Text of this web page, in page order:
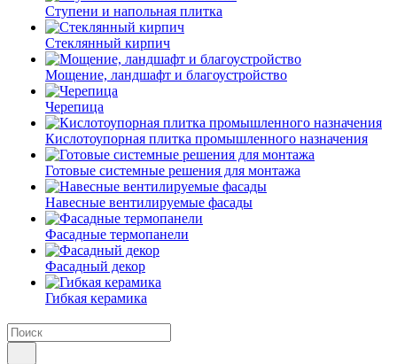
Ступени и напольная плитка
Cтеклянный кирпич
Мощение, ландшафт и благоустройство
Черепица
Кислотоупорная плитка промышленного назначения
Готовые системные решения для монтажа
Навесные вентилируемые фасады
Фасадные термопанели
Фасадный декор
Гибкая керамика